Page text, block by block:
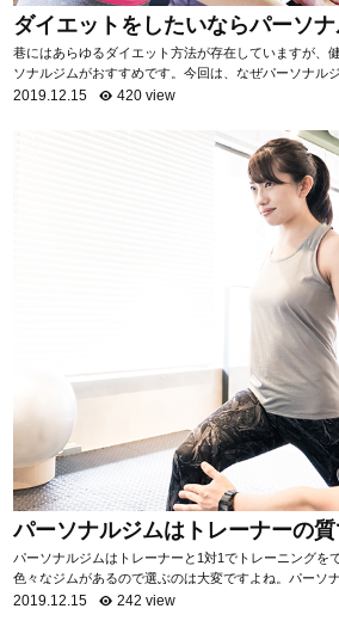
ダイエットをしたいならパーソ
め！
巷にはあらゆるダイエット方法が存在していますが、
ソナルジムがおすすめです。今回は、なぜパーソナル
を項目ごとに分けて、詳しく解説いたします。 自...
2019.12.15 420 view
パーソナルジムはトレーナーの
め！
パーソナルジムはトレーナーと1対1でトレーニングを
色々なジムがあるので選ぶのは大変ですよね。パーソ
を選ぶためには「トレーナーの質を知る」ことがお...
2019.12.15 242 view